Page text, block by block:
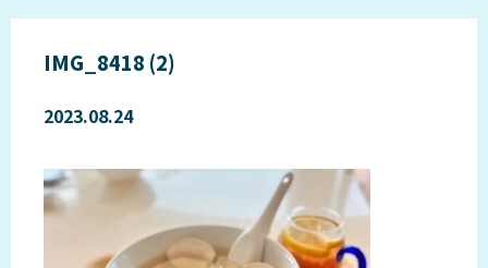
IMG_8418 (2)
2023.08.24